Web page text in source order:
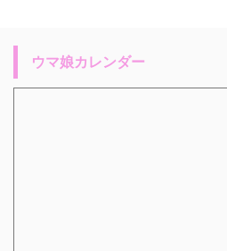
ウマ娘カレンダー